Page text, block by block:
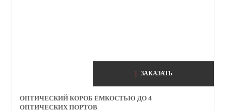
ЗАКАЗАТЬ
ОПТИЧЕСКИЙ КОРОБ ЁМКОСТЬЮ ДО 4
ОПТИЧЕСКИХ ПОРТОВ